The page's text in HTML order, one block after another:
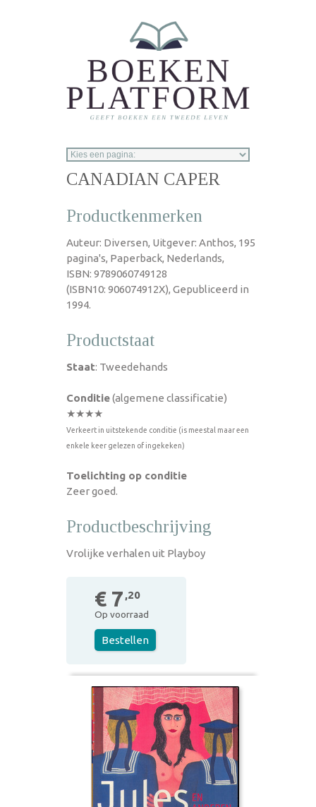
CANADIAN CAPER
Productkenmerken
Auteur: Diversen, Uitgever: Anthos, 195
pagina's, Paperback, Nederlands,
ISBN: 9789060749128
(ISBN10: 906074912X), Gepubliceerd in
1994.
Productstaat
Staat: Tweedehands
Conditie(algemene classificatie)
★★★★
Verkeert in uitstekende conditie (is meestal maar een
enkele keer gelezen of ingekeken)
Toelichting op conditie
Zeer goed.
Productbeschrijving
Vrolijke verhalen uit Playboy
€ 7 ,20
Op voorraad
Bestellen